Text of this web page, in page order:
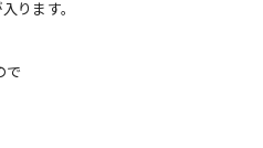
ります。
で